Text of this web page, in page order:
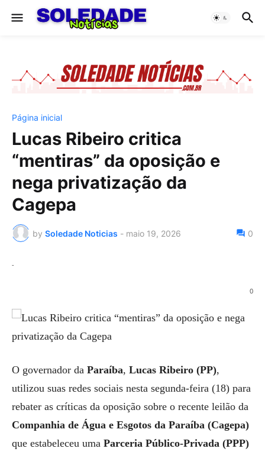
Página inicial
Lucas Ribeiro critica
“mentiras” da oposição e
nega privatização da
Cagepa
by Soledade Noticias - maio 19, 2026 0
-
0
O governador da Paraíba, Lucas Ribeiro (PP),
utilizou suas redes sociais nesta segunda-feira (18) para
rebater as críticas da oposição sobre o recente leilão da
Companhia de Água e Esgotos da Paraíba (Cagepa)
que estabeleceu uma Parceria Público-Privada (PPP)